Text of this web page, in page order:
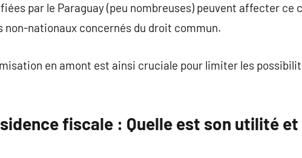
par le Paraguay (peu nombreuses) peuvent affecter ce
non-nationaux concernés du droit commun.
en amont est ainsi cruciale pour limiter les
fiscale : Quelle est son utilité